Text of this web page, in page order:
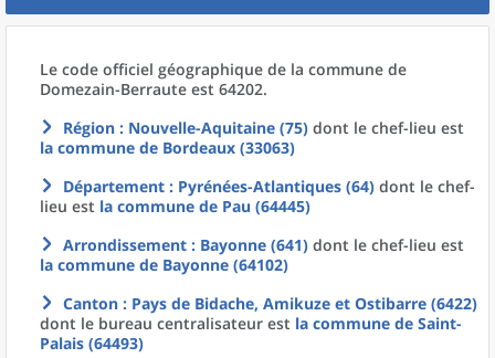
Le code officiel géographique de la commune de
Domezain-Berraute est 64202.
Région : Nouvelle-Aquitaine (75) dont le chef-lieu est
la commune de Bordeaux (33063)
Département : Pyrénées-Atlantiques (64) dont le chef-
lieu est la commune de Pau (64445)
Arrondissement : Bayonne (641) dont le chef-lieu est
la commune de Bayonne (64102)
Canton : Pays de Bidache, Amikuze et Ostibarre (6422)
dont le bureau centralisateur est la commune de Saint-
Palais (64493)